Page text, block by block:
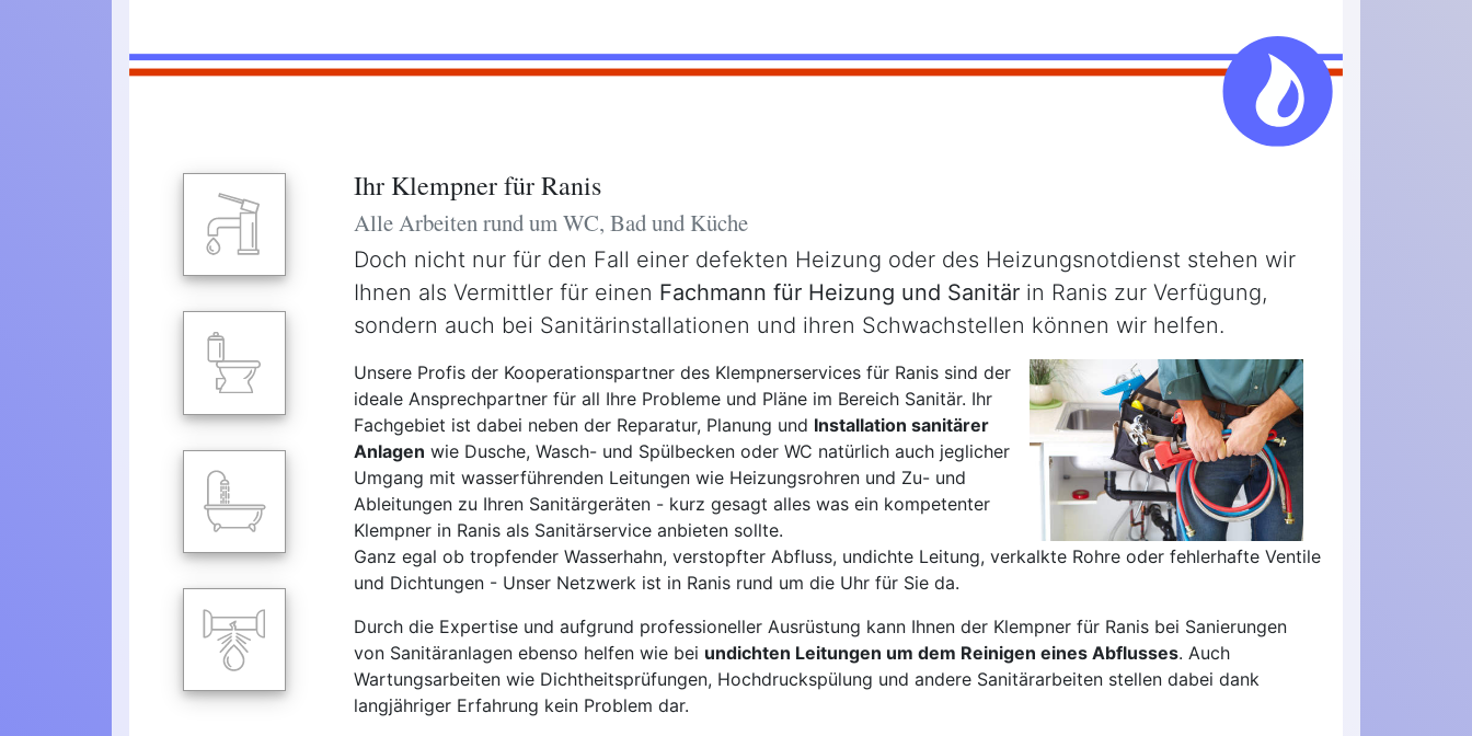
Ihr Klempner für Ranis
Alle Arbeiten rund um WC, Bad und Küche
Doch nicht nur für den Fall einer defekten Heizung oder des Heizungsnotdienst stehen wir
Ihnen als Vermittler für einen Fachmann für Heizung und Sanitärin Ranis zur Verfügung,
sondern auch bei Sanitärinstallationen und ihren Schwachstellen können wir helfen.
Unsere Profis der Kooperationspartner des Klempnerservices für Ranis sind der
ideale Ansprechpartner für all Ihre Probleme und Pläne im Bereich Sanitär. Ihr
Fachgebiet ist dabei neben der Reparatur, Planung und Installation sanitärer
Anlagen wie Dusche, Wasch- und Spülbecken oder WC natürlich auch jeglicher
Umgang mit wasserführenden Leitungen wie Heizungsrohren und Zu- und
Ableitungen zu Ihren Sanitärgeräten - kurz gesagt alles was ein kompetenter
Klempner in Ranis als Sanitärservice anbieten sollte.
Ganz egal ob tropfender Wasserhahn, verstopfter Abfluss, undichte Leitung, verkalkte Rohre oder fehlerhafte Ventile
und Dichtungen - Unser Netzwerk ist in Ranis rund um die Uhr für Sie da.
Durch die Expertise und aufgrund professioneller Ausrüstung kann Ihnen der Klempner für Ranis bei Sanierungen
von Sanitäranlagen ebenso helfen wie bei undichten Leitungen um dem Reinigen eines Abflusses. Auch
Wartungsarbeiten wie Dichtheitsprüfungen, Hochdruckspülung und andere Sanitärarbeiten stellen dabei dank
langjähriger Erfahrung kein Problem dar.